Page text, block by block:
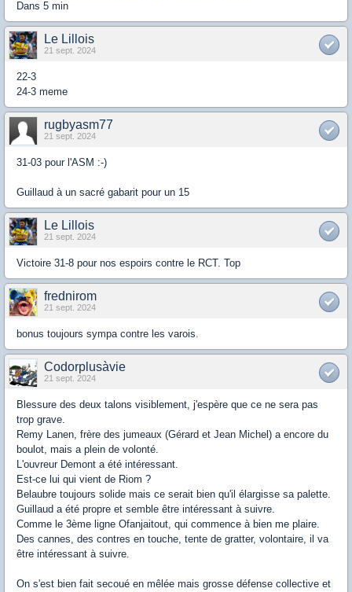
Dans 5 min
Le Lillois
21 sept. 2024
22-3
24-3 meme
rugbyasm77
21 sept. 2024
31-03 pour l'ASM :-)
Guillaud à un sacré gabarit pour un 15
Le Lillois
21 sept. 2024
Victoire 31-8 pour nos espoirs contre le RCT. Top
frednirom
21 sept. 2024
bonus toujours sympa contre les varois.
Codorplusàvie
21 sept. 2024
Blessure des deux talons visiblement, j'espère que ce ne sera pas
trop grave.
Remy Lanen, frère des jumeaux (Gérard et Jean Michel) a encore du
boulot, mais a plein de volonté.
L'ouvreur Demont a été intéressant.
Est-ce lui qui vient de Riom ?
Belaubre toujours solide mais ce serait bien qu'il élargisse sa palette.
Guillaud a été propre et semble être intéressant à suivre.
Comme le 3ème ligne Ofanjaitout, qui commence à bien me plaire.
Des cannes, des contres en touche, tente de gratter, volontaire, il va
être intéressant à suivre.
On s'est bien fait secoué en mêlée mais grosse défense collective et